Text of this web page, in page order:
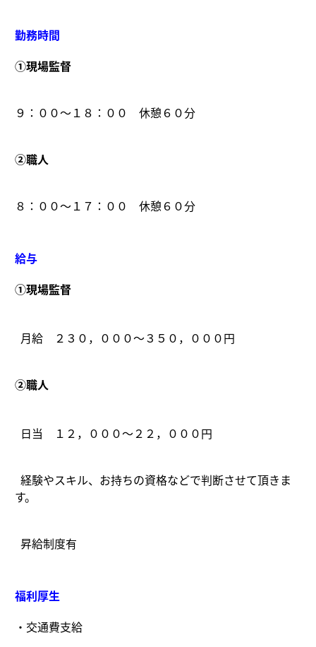
勤務時間
①現場監督
９：００～１８：００ 休憩６０分
②職人
８：００～１７：００ 休憩６０分
給与
①現場監督
月給 ２３０，０００～３５０，０００円
②職人
日当 １２，０００～２２，０００円
経験やスキル、お持ちの資格などで判断させて頂きま
す。
昇給制度有
福利厚生
・交通費支給